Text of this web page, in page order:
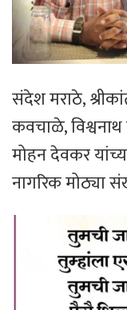
संदेश मराठे,
कवचाळे, विश्वनाथ
मोहन देवकर
नागरिक मोठ्या